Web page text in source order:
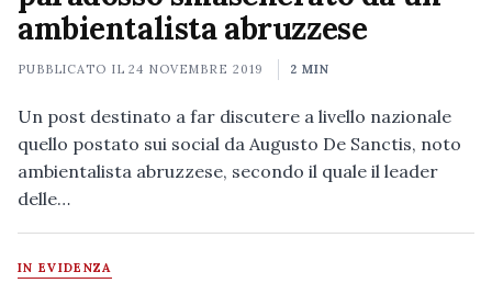
ambientalista abruzzese
PUBBLICATO IL24 NOVEMBRE 2019 2 MIN
Un post destinato a far discutere a livello nazionale
quello postato sui social da Augusto De Sanctis, noto
ambientalista abruzzese, secondo il quale il leader
delle…
IN EVIDENZA